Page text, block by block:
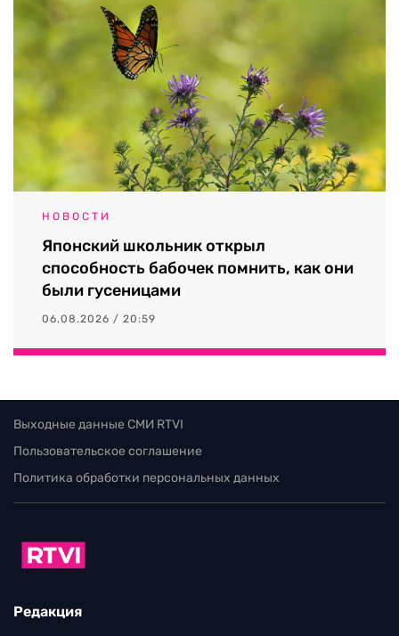
НОВОСТИ
Японский школьник открыл
способность бабочек помнить, как они
были гусеницами
06.08.2026 / 20:59
Выходные данные СМИ RTVI
Пользовательское соглашение
Политика обработки персональных данных
Редакция